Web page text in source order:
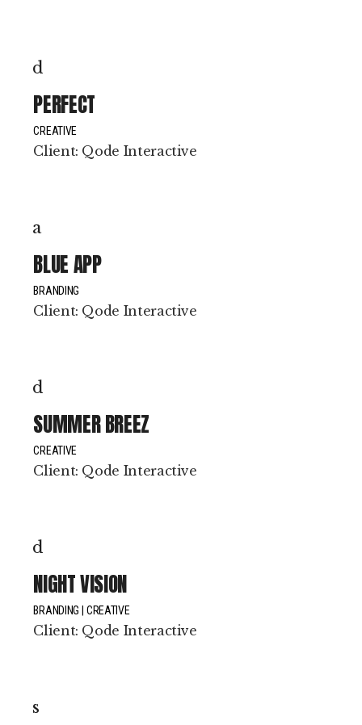
PERFECT
CREATIVE
Client: Qode Interactive
BLUE APP
BRANDING
Client: Qode Interactive
SUMMER BREEZ
CREATIVE
Client: Qode Interactive
NIGHT VISION
BRANDING CREATIVE
Client: Qode Interactive